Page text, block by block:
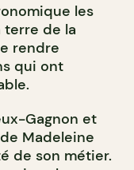
les
terre de la
rendre
qui ont
Gagnon et
Madeleine
de son métier.